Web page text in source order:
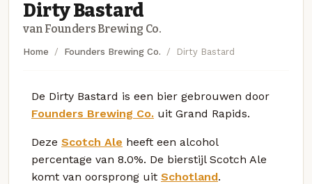
Dirty Bastard
van Founders Brewing Co.
Home Founders Brewing Co. Dirty Bastard
De Dirty Bastard is een bier gebrouwen door
Founders Brewing Co. uit Grand Rapids.
Deze Scotch Ale heeft een alcohol
percentage van 8.0%. De bierstijl Scotch Ale
komt van oorsprong uit Schotland.